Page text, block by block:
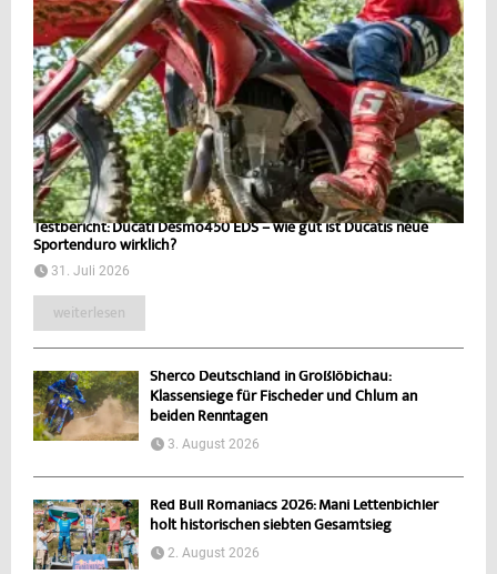
Testbericht: Ducati Desmo450 EDS – wie gut ist Ducatis neue
Sportenduro wirklich?
31. Juli 2026
weiterlesen
Sherco Deutschland in Großlöbichau:
Klassensiege für Fischeder und Chlum an
beiden Renntagen
3. August 2026
Red Bull Romaniacs 2026: Mani Lettenbichler
holt historischen siebten Gesamtsieg
2. August 2026